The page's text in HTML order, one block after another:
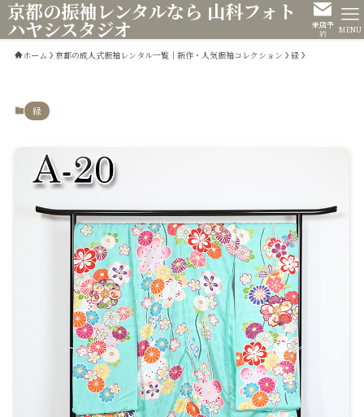
京都の振袖レンタルなら 山科フォト
ハヤシスタジオ 来店予
約 MENU
ホーム 京都の成人式振袖レンタル一覧｜新作・人気振袖コレクション 緑
緑